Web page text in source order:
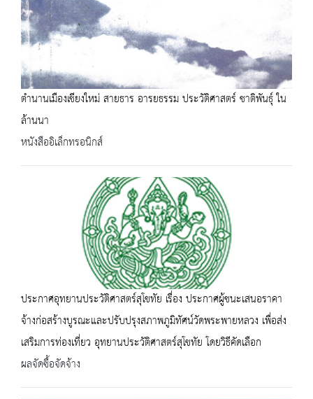
ตำนานเมืองเชียงใหม่ สายธาร อารยธรรม ประวัติศาสตร์ ชาติพันธุ์ ใน
ล้านนา
หนังสืออิเล็กทรอนิกส์
ประกาศอุทยานประวัติศาสตร์สุโขทัย เรื่อง ประกาศผู้ชนะเสนอราคา
จ้างก่อสร้างบูรณะและปรับปรุงสภาพภูมิทัศน์วัดพระพายหลวง เพื่อส่ง
เสริมการท่องเที่ยว อุทยานประวัติศาสตร์สุโขทัย โดยวิธีคัดเลือก
ผลจัดซื้อจัดจ้าง